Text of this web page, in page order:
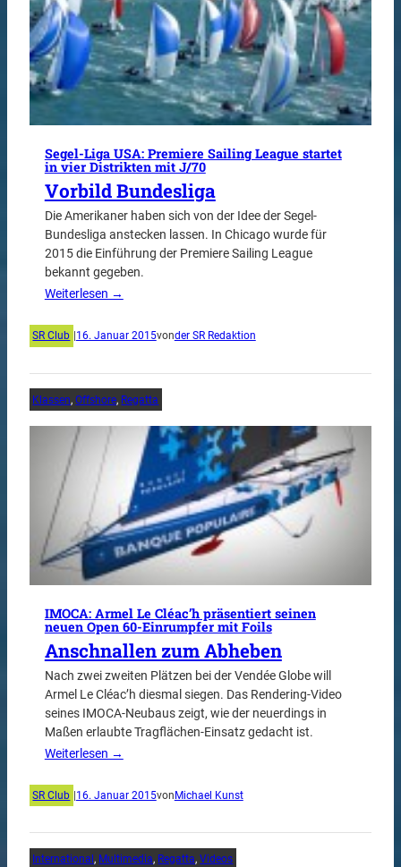
Segel-Liga USA: Premiere Sailing League startet
in vier Distrikten mit J/70
Vorbild Bundesliga
Die Amerikaner haben sich von der Idee der Segel-
Bundesliga anstecken lassen. In Chicago wurde für
2015 die Einführung der Premiere Sailing League
bekannt gegeben.
Weiterlesen →
SR Club 16. Januar 2015vonder SR Redaktion
Klassen, Offshore, Regatta
IMOCA: Armel Le Cléac’h präsentiert seinen
neuen Open 60-Einrumpfer mit Foils
Anschnallen zum Abheben
Nach zwei zweiten Plätzen bei der Vendée Globe will
Armel Le Cléac’h diesmal siegen. Das Rendering-Video
seines IMOCA-Neubaus zeigt, wie der neuerdings in
Maßen erlaubte Tragflächen-Einsatz gedacht ist.
Weiterlesen →
SR Club 16. Januar 2015von Michael Kunst
International, Multimedia, Regatta, Videos